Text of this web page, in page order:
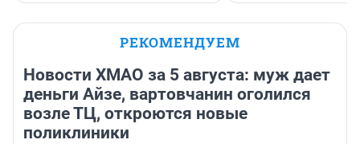
РЕКОМЕНДУЕМ
Новости ХМАО за 5 августа: муж дает
деньги Айзе, вартовчанин оголился
возле ТЦ, откроются новые
поликлиники